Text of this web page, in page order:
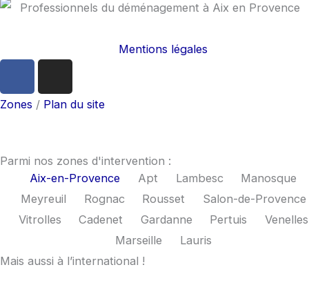
Mentions légales
c
o
s
r
a
m
Zones / Plan du site
Parmi nos zones d'intervention :
Aix-en-Provence
Apt Lambesc
Manosque
Meyreuil
Rognac Rousset
Salon-de-Provence
Vitrolles
Cadenet Gardanne Pertuis
Venelles
Marseille
Lauris
Mais aussi à l’international !